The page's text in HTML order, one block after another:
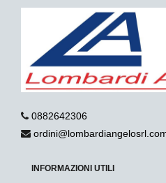
0882642306
INFORMAZIONI UTILI